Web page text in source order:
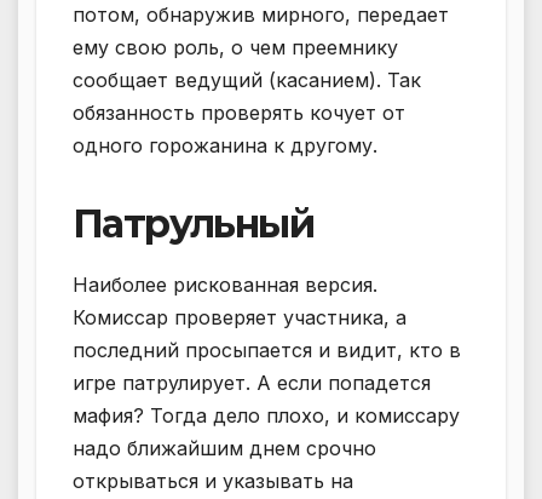
потом, обнаружив мирного, передает
ему свою роль, о чем преемнику
сообщает ведущий (касанием). Так
обязанность проверять кочует от
одного горожанина к другому.
Патрульный
Наиболее рискованная версия.
Комиссар проверяет участника, а
последний просыпается и видит, кто в
игре патрулирует. А если попадется
мафия? Тогда дело плохо, и комиссару
надо ближайшим днем срочно
открываться и указывать на